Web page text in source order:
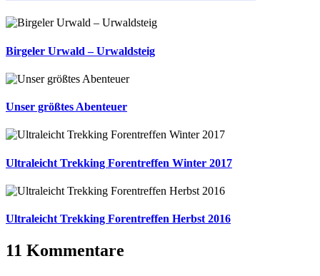
Birgeler Urwald – Urwaldsteig
Unser größtes Abenteuer
Ultraleicht Trekking Forentreffen Winter 2017
Ultraleicht Trekking Forentreffen Herbst 2016
11 Kommentare